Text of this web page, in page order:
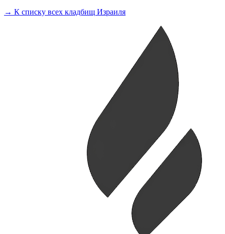
→ К списку всех кладбищ Израиля